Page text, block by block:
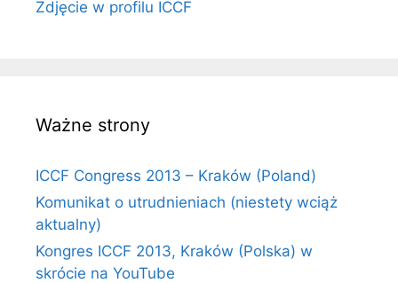
Zdjęcie w profilu ICCF
Ważne strony
ICCF Congress 2013 – Kraków (Poland)
Komunikat o utrudnieniach (niestety wciąż
aktualny)
Kongres ICCF 2013, Kraków (Polska) w
skrócie na YouTube